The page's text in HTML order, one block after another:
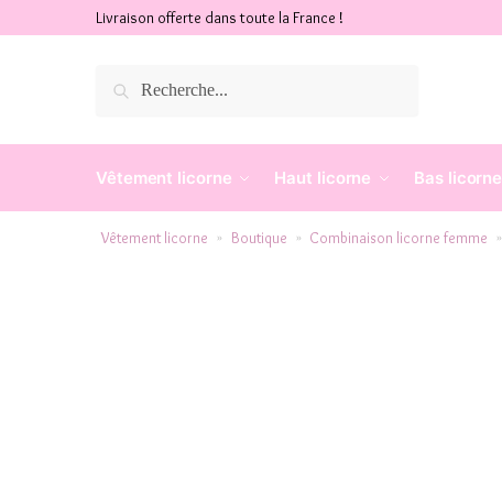
Livraison offerte dans toute la France !
Recherche
Vêtement licorne Haut licorne Bas licorne
Vêtement licorne » Boutique » Combinaison licorne femme »